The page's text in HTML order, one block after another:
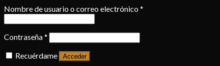
Nombre de usuario o correo electrónico*
Contraseña*
Recuérdame
Acceder